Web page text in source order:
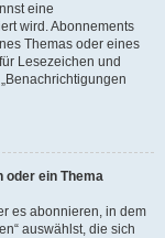
eine
wird. Abonnements
Themas oder eines
Lesezeichen und
oder ein Thema
es abonnieren, in dem
auswählst, die sich